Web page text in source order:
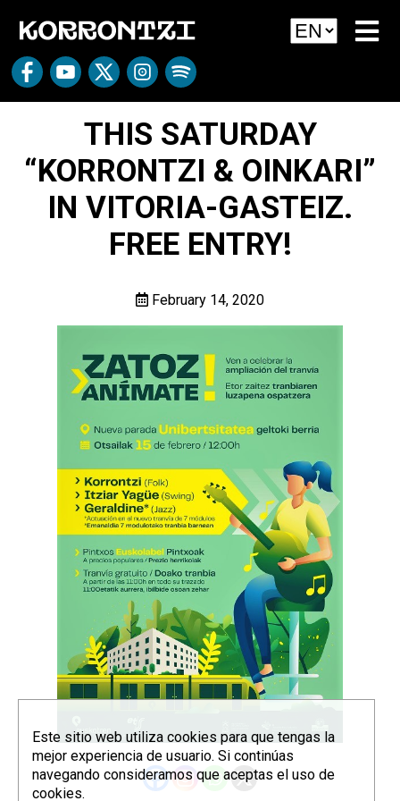
THIS SATURDAY
“KORRONTZI & OINKARI”
IN VITORIA-GASTEIZ.
FREE ENTRY!
February 14, 2020
Este sitio web utiliza cookies para que tengas la
mejor experiencia de usuario. Si continúas
navegando consideramos que aceptas el uso de
cookies.